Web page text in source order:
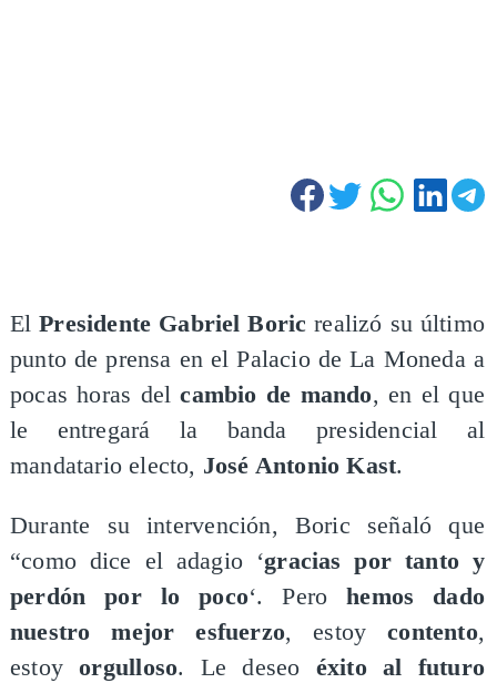
ElPresidente Gabriel Boric realizó su último
punto de prensa en el Palacio de La Moneda a
pocas horas delcambio de mando, en el que
le entregará la banda presidencial al
mandatario electo, José Antonio Kast.
Durante su intervención, Boric señaló que
“como dice el adagio ‘gracias por tanto y
perdón por lo poco‘. Perohemos dado
nuestro mejor esfuerzo, estoycontento,
estoyorgulloso. Le deseo éxito al futuro